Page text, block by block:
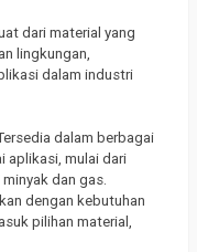
dari material yang
lingkungan,
dalam industri
dalam berbagai
aplikasi, mulai dari
dan gas.
dengan kebutuhan
pilihan material,